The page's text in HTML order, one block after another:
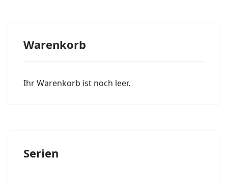
Warenkorb
Ihr Warenkorb ist noch leer.
Serien